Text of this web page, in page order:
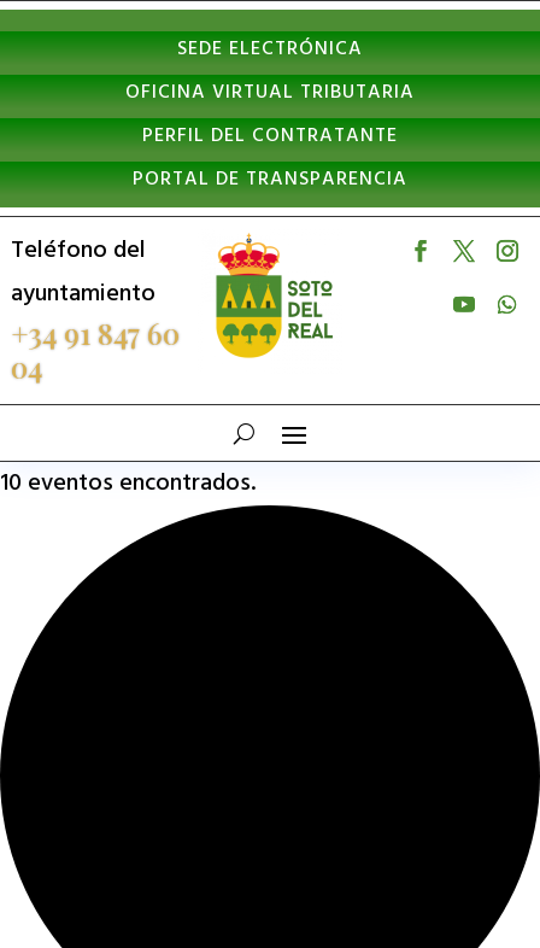
Nota:
este
sitio
web
incluye
un
sistema
de
accesibilidad.
SEDE ELECTRÓNICA
OFICINA VIRTUAL TRIBUTARIA
PERFIL DEL CONTRATANTE
PORTAL DE TRANSPARENCIA
Teléfono del
ayuntamiento
+34 91 847 60
04
10 eventos encontrados.